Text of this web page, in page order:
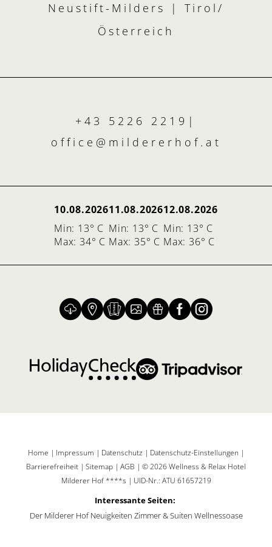
Neustift-Milders | Tirol/
Österreich
+43 5226 2219 |
office@ mildererhof. at
10.08.2026
Min: 13° C
Max: 34° C
11.08.2026
Min: 13° C
Max: 35° C
12.08.2026
Min: 13° C
Max: 36° C
Home | Impressum | Datenschutz | Datenschutz-Einstellungen |
Barrierefreiheit | Sitemap | AGB | © 2026 Wellness & Relax Hotel
Milderer Hof ****s | UID-Nr.: ATU 61657219
Interessante Seiten:
Der Milderer HofNeuigkeiten Zimmer & Suiten Wellnessoase